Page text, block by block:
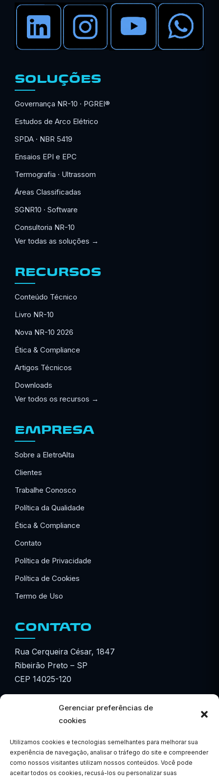
Gerenciar preferências de
cookies
Utilizamos cookies e tecnologias semelhantes para melhorar sua
experiência de navegação, analisar o tráfego do site e compreender
como nossos visitantes utilizam nossos conteúdos. Você pode
aceitar todos os cookies, recusá-los ou personalizar suas
SOLUÇÕES
Governança NR-10 · PGREI®
Estudos de Arco Elétrico
SPDA · NBR 5419
Ensaios EPI e EPC
Termografia · Ultrassom
Áreas Classificadas
SGNR10 · Software
Consultoria NR-10
Ver todas as soluções →
RECURSOS
Conteúdo Técnico
Livro NR-10
Nova NR-10 2026
Ética & Compliance
Artigos Técnicos
Downloads
Ver todos os recursos →
EMPRESA
Sobre a EletroAlta
Clientes
Trabalhe Conosco
Política da Qualidade
Ética & Compliance
Contato
Política de Privacidade
Política de Cookies
Termo de Uso
CONTATO
Rua Cerqueira César, 1847
Ribeirão Preto – SP
CEP 14025-120
☎ (16) 3615-3601
☎ (16) 3877-3601
✉ comercial@eletroalta.com.br
WhatsApp